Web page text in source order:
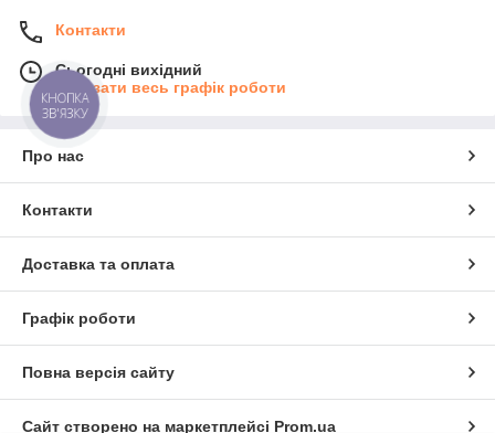
Контакти
Сьогодні вихідний
Показати весь графік роботи
Про нас
Контакти
Доставка та оплата
Графік роботи
Повна версія сайту
Сайт створено на маркетплейсі Prom.ua
КНОПКА
ЗВ'ЯЗКУ